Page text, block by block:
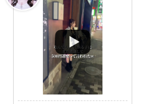
う精進して行きますので随
ると嬉しいです☺️#新宿 #キ
ktok
く、SNSも皆様に楽しませても
きますので随時チェックして頂
新宿 #キャバクラ #華灯 #tiktok Instagramで記事を開
く華灯さんのインスタのフォロ
します❤︎
（07/23 17:31）